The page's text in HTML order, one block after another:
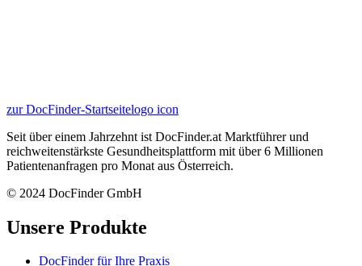
zur DocFinder-Startseitelogo icon
Seit über einem Jahrzehnt ist DocFinder.at Marktführer und
reichweitenstärkste Gesundheitsplattform mit über 6 Millionen
Patientenanfragen pro Monat aus Österreich.
© 2024 DocFinder GmbH
Unsere Produkte
DocFinder für Ihre Praxis